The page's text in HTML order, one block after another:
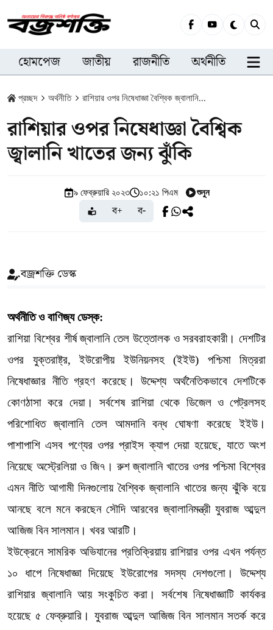
হোমপেজ জাতীয় রাজনীতি অর্থনীতি
প্রচ্ছদ অর্থনীতি রাশিয়ার ওপর নিষেধাজ্ঞা বৈশ্বিক জ্বালানি...
রাশিয়ার ওপর নিষেধাজ্ঞা বৈশ্বিক
জ্বালানি খাতের জন্য ঝুঁকি
৯ ফেব্রুয়ারি ২০২৩ ১০:২১ পিএম শুনুন
ব+ ব-
বজ্রশক্তি ডেস্ক
অর্থনীতি ও বাণিজ্য ডেস্ক:
রাশিয়া বিশ্বের শীর্ষ জ্বালানি তেল উত্তোলক ও সরবরাহকারী। দেশটির
ওপর যুক্তরাষ্ট্র, ইউরোপীয় ইউনিয়নসহ (ইইউ) পশ্চিমা মিত্ররা
নিষেধাজ্ঞার নীতি গ্রহণ করেছে। উদ্দেশ্য অর্থনৈতিকভাবে দেশটিকে
কোণঠাসা করে দেয়া। সর্বশেষ রাশিয়া থেকে ডিজেল ও পেট্রলসহ
পরিশোধিত জ্বালানি তেল আমদানি বন্ধ ঘোষণা করেছে ইইউ।
পাশাপাশি এসব পণ্যের ওপর প্রাইস ক্যাপ দেয়া হয়েছে, যাতে অংশ
নিয়েছে অস্ট্রেলিয়া ও জি৭। রুশ জ্বালানি খাতের ওপর পশ্চিমা বিশ্বের
এমন নীতি আগামী দিনগুলোয় বৈশ্বিক জ্বালানি খাতের জন্য ঝুঁকি বয়ে
আনছে বলে মনে করছেন সৌদি আরবের জ্বালানিমন্ত্রী যুবরাজ আব্দুল
আজিজ বিন সালমান। খবর আরটি।
ইউক্রেনে সামরিক অভিযানের প্রতিক্রিয়ায় রাশিয়ার ওপর এখন পর্যন্ত
১০ ধাপে নিষেধাজ্ঞা দিয়েছে ইউরোপের সদস্য দেশগুলো। উদ্দেশ্য
রাশিয়ার জ্বালানি আয় সংকুচিত করা। সর্বশেষ নিষেধাজ্ঞাটি কার্যকর
হয়েছে ৫ ফেব্রুয়ারি। যুবরাজ আব্দুল আজিজ বিন সালমান সতর্ক করে